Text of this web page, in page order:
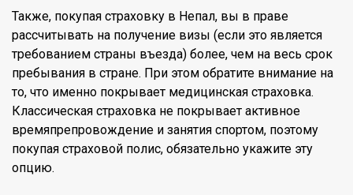
Также, покупая страховку в Непал, вы в праве
рассчитывать на получение визы (если это является
требованием страны въезда) более, чем на весь срок
пребывания в стране. При этом обратите внимание на
то, что именно покрывает медицинская страховка.
Классическая страховка не покрывает активное
времяпрепровождение и занятия спортом, поэтому
покупая страховой полис, обязательно укажите эту
опцию.